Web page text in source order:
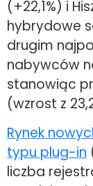
(+22,1%) i
hybrydowe
drugim
nabywców
stanowiąc
(wzrost z
Rynek
typu plug-in
liczba